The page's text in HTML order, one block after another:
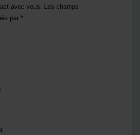
avec vous. Les champs
par *